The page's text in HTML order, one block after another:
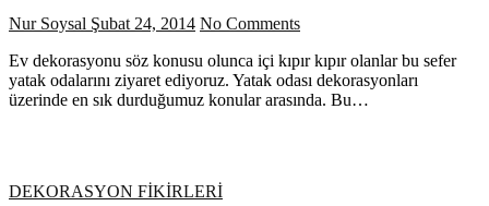
Nur Soysal Şubat 24, 2014 No Comments
Ev dekorasyonu söz konusu olunca içi kıpır kıpır olanlar bu sefer
yatak odalarını ziyaret ediyoruz. Yatak odası dekorasyonları
üzerinde en sık durduğumuz konular arasında. Bu…
DEKORASYON FİKİRLERİ